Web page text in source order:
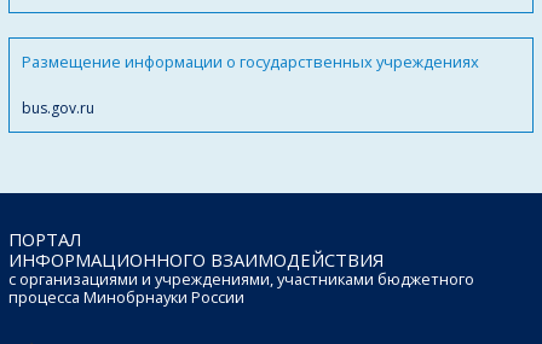
Размещение информации о государственных учреждениях
bus.gov.ru
ПОРТАЛ
ИНФОРМАЦИОННОГО ВЗАИМОДЕЙСТВИЯ
с организациями и учреждениями, участниками бюджетного
процесса Минобрнауки России